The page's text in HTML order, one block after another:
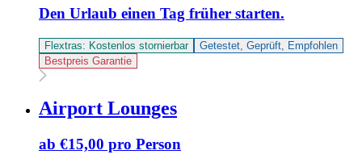
Den Urlaub einen Tag früher starten.
Flextras: Kostenlos stornierbar
Getestet, Geprüft, Empfohlen
Bestpreis Garantie
Airport Lounges
ab €15,00 pro Person